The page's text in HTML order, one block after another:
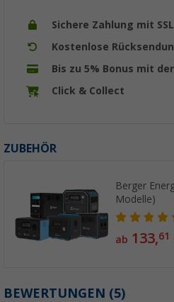
Sichere Zahlung mit
Kostenlose
Bis zu 5% Bonus mit
Click & Collect
ZUBEHÖR
Berger
Modelle)
ab 133,61
BEWERTUNGEN (5)